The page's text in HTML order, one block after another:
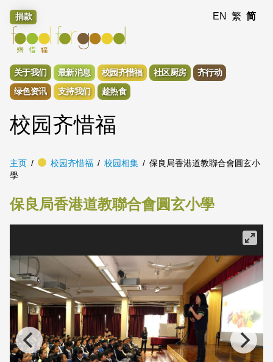
捐款 EN 繁 简
关于我们 最新消息 校园齐惜福 社区厨房
齐行动
绿色资讯
支持我们 趁热食
校园齐惜福
主页 校园齐惜福 校园相集
保良局香港道教聯合會圓玄小
學
保良局香港道教聯合會圓玄小學